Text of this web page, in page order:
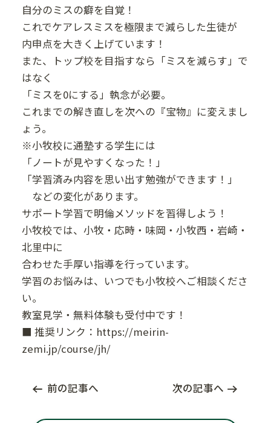
自分のミスの癖を自覚！
これでケアレスミスを極限まで減らした生徒が
内申点を大きく上げています！
また、トップ校を目指すなら「ミスを減らす」で
はなく
「ミスを0にする」執念が必要。
これまでの解き直しを次への『宝物』に変えまし
ょう。
※小牧校に通塾する学生には
「ノートが見やすくなった！」
「学習済み内容を思い出す勉強ができます！」
などの変化があります。
サポート学習で明倫メソッドを習得しよう！
小牧校では、小牧・応時・味岡・小牧西・岩崎・
北里中に
合わせた手厚い指導を行っています。
学習のお悩みは、いつでも小牧校へご相談くださ
い。
教室見学・無料体験も受付中です！
■ 推奨リンク： https://meirin-
zemi.jp/course/jh/
前の記事へ 次の記事へ